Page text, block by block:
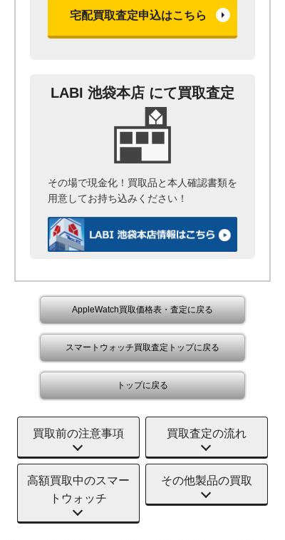
宅配買取査定申込はこちら
LABI 池袋本店 にて買取査定
その場で現金化！ 買取品と本人確認書類を
用意してお持ち込みください！
AppleWatch買取価格表・査定に戻る
スマートウォッチ買取査定トップに戻る
トップに戻る
買取前の注意事項 買取査定の流れ
高額買取中のスマー
トウォッチ
その他製品の買取